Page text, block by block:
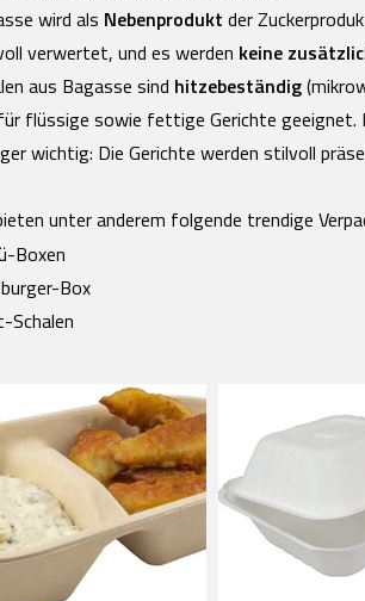
wird als Nebenprodukt der
verwertet, und es werden keine
aus Bagasse sind hitzebeständig
flüssige sowie fettige Gerichte geeignet.
wichtig: Die Gerichte werden stilvoll
unter anderem folgende trendige
Boxen
Box
Schalen